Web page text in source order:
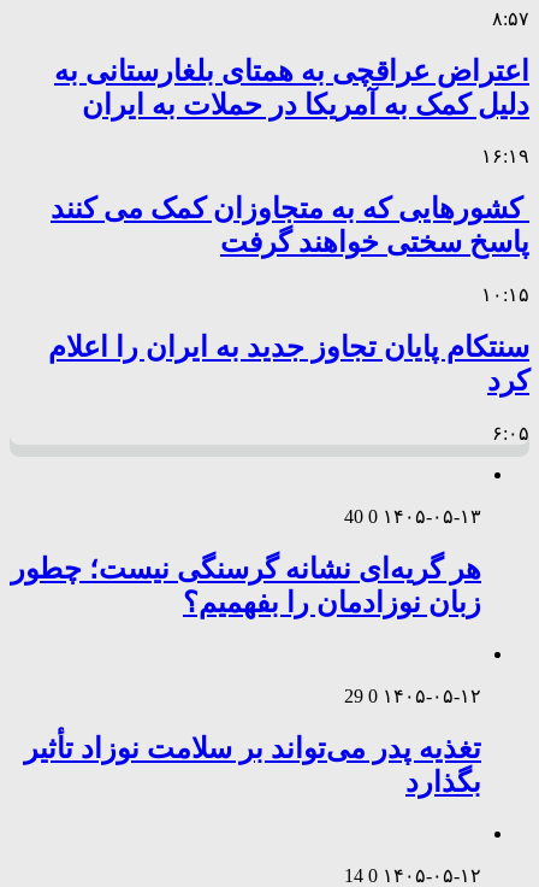
۸:۵۷
اعتراض عراقچی به همتای بلغارستانی به
دلیل کمک به آمریکا در حملات به ایران
۱۶:۱۹
کشورهایی که به متجاوزان کمک می کنند
پاسخ سختی خواهند گرفت
۱۰:۱۵
سنتکام پایان تجاوز جدید به ایران را اعلام
کرد
۶:۰۵
۱۴۰۵-۰۵-۱۳ 0
40
هر گریه‌ای نشانه گرسنگی نیست؛ چطور
زبان نوزادمان را بفهمیم؟
۱۴۰۵-۰۵-۱۲ 0
29
تغذیه پدر می‌تواند بر سلامت نوزاد تأثیر
بگذارد
۱۴۰۵-۰۵-۱۲ 0
14